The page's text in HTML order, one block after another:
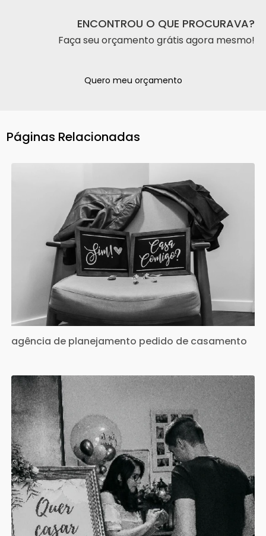
ENCONTROU O QUE PROCURAVA?
Faça seu orçamento grátis agora mesmo!
Quero meu orçamento
Páginas Relacionadas
agência de planejamento pedido de casamento